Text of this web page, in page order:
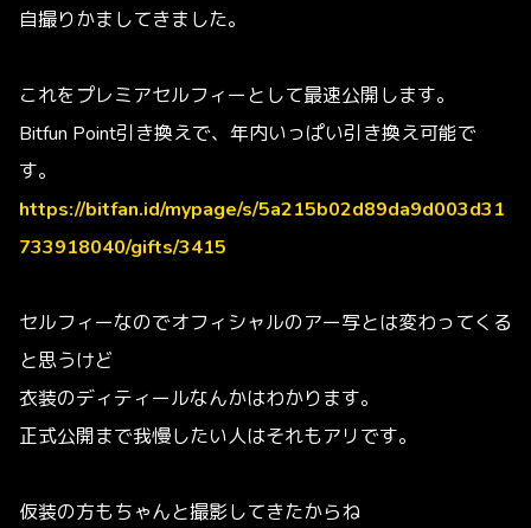
自撮りかましてきました。
これをプレミアセルフィーとして最速公開します。
Bitfun Point引き換えで、年内いっぱい引き換え可能で
す。
https://bitfan.id/mypage/s/5a215b02d89da9d003d31
733918040/gifts/3415
セルフィーなのでオフィシャルのアー写とは変わってくる
と思うけど
衣装のディティールなんかはわかります。
正式公開まで我慢したい人はそれもアリです。
仮装の方もちゃんと撮影してきたからね